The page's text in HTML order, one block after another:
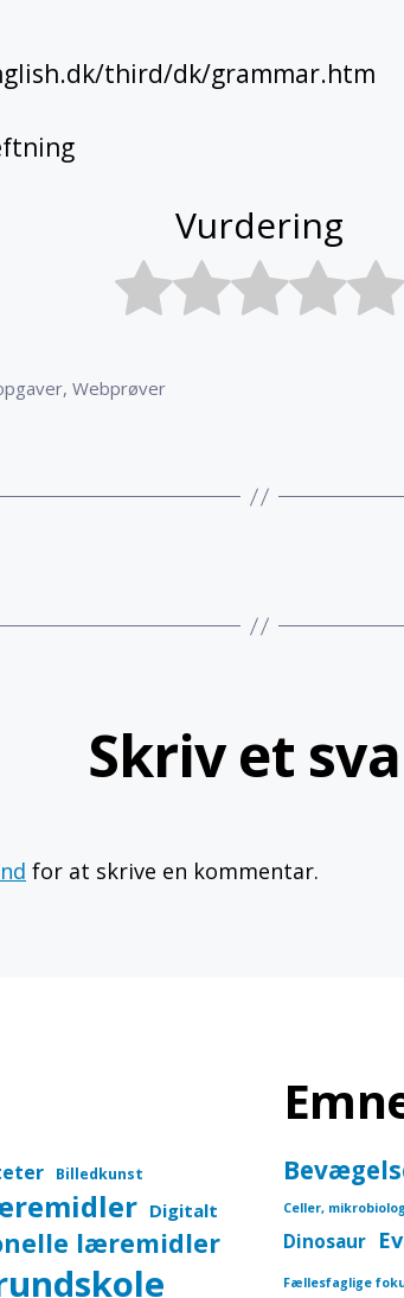
third/dk/grammar.htm
Vurdering
, Webprøver
Skriv et
for at skrive en kommentar.
Billedkunst
Digitalt
læremidler
Celler,
Dinosaur
Fællesfaglige